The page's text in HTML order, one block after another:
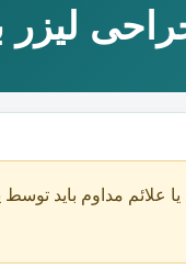
لیزر
علائم مداوم باید